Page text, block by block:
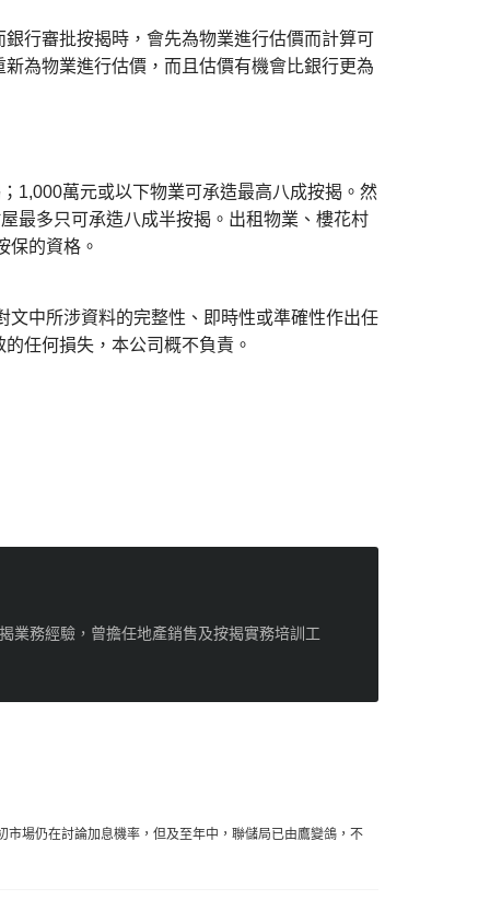
行審批按揭時，會先為物業進行估價而計算可
為物業進行估價，而且估價有機會比銀行更為
1,000萬元或以下物業可承造最高八成按揭。然
最多只可承造八成半按揭。出租物業、樓花村
保的資格。
中所涉資料的完整性、即時性或準確性作出任
任何損失，本公司概不負責。
業務經驗，曾擔任地產銷售及按揭實務培訓工
場仍在討論加息機率，但及至年中，聯儲局已由鷹變鴿，不